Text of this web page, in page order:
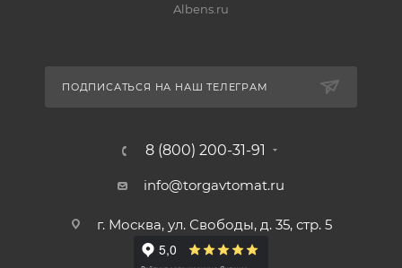
Albens.ru
ПОДПИСАТЬСЯ НА НАШ ТЕЛЕГРАМ
8 (800) 200-31-91
info@torgavtomat.ru
г. Москва, ул. Свободы, д. 35, стр. 5